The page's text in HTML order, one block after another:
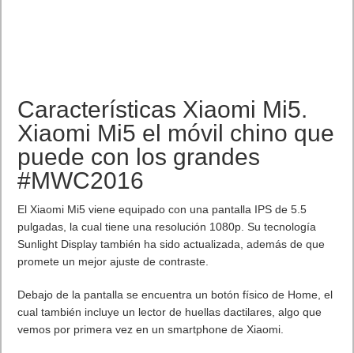
Características Xiaomi Mi5.
Xiaomi Mi5 el móvil chino que
puede con los grandes
#MWC2016
El Xiaomi Mi5 viene equipado con una pantalla IPS de 5.5
pulgadas, la cual tiene una resolución 1080p. Su tecnología
Sunlight Display también ha sido actualizada, además de que
promete un mejor ajuste de contraste.
Debajo de la pantalla se encuentra un botón físico de Home, el
cual también incluye un lector de huellas dactilares, algo que
vemos por primera vez en un smartphone de Xiaomi.